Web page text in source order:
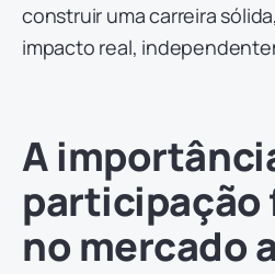
construir uma carreira
impacto real,
A
participação
no mercado